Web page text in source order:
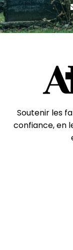
Soutenir les
confiance, en